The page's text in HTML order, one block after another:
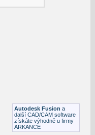
Autodesk Fusion a
další CAD/CAM software
získáte výhodně u firmy
ARKANCE